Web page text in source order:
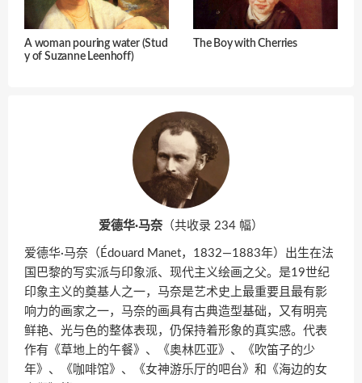
A woman pouring water (Stud
y of Suzanne Leenhoff)
The Boy with Cherries
爱德华·马奈（共收录 234 幅）
爱德华·马奈（Édouard Manet，1832—1883年）出生在法
国巴黎的写实派与印象派、现代主义绘画之父。是19世纪
印象主义的奠基人之一，马奈是艺术史上最重要且最有影
响力的画家之一，马奈的画具有古典造型基础，又有明亮
鲜艳、光与色的整体表现，仍保持着形象的真实感。代表
作有《草地上的午餐》、《奥林匹亚》、《吹笛子的少
年》、《咖啡馆》、《女神游乐厅的吧台》和《海边的女